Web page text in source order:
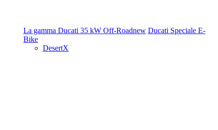
La gamma Ducati 35 kW Off-Roadnew Ducati Speciale E-
Bike
DesertX